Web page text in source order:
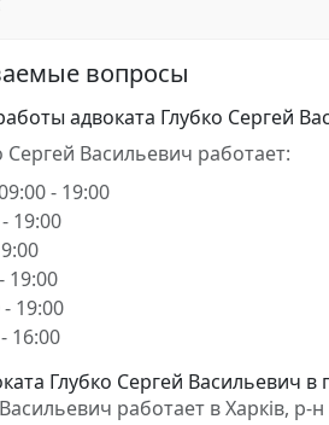
вопросы
адвоката Глубко Сергей
Сергей Васильевич работает:
- 19:00
19:00
19:00
19:00
16:00
Глубко Сергей Васильевич в
работает в Харків, р-н